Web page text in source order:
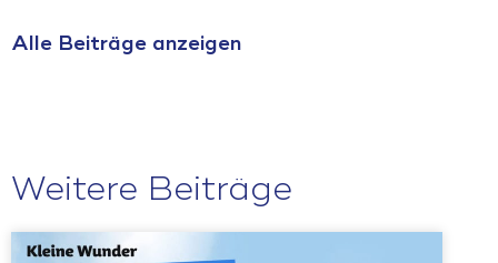
Alle Beiträge anzeigen
Weitere Beiträge